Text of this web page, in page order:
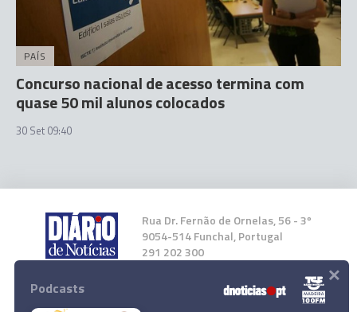
PAÍS
Concurso nacional de acesso termina com
quase 50 mil alunos colocados
30 Set 09:40
Rua Dr. Fernão de Ornelas, 56 - 3º
9054-514 Funchal, Portugal
291 202 300
Instale a nossa App
Podcasts ×